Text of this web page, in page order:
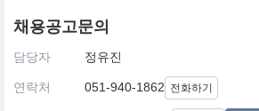
채용공고문의
담당자 정유진
연락처 051-940-1862 전화하기